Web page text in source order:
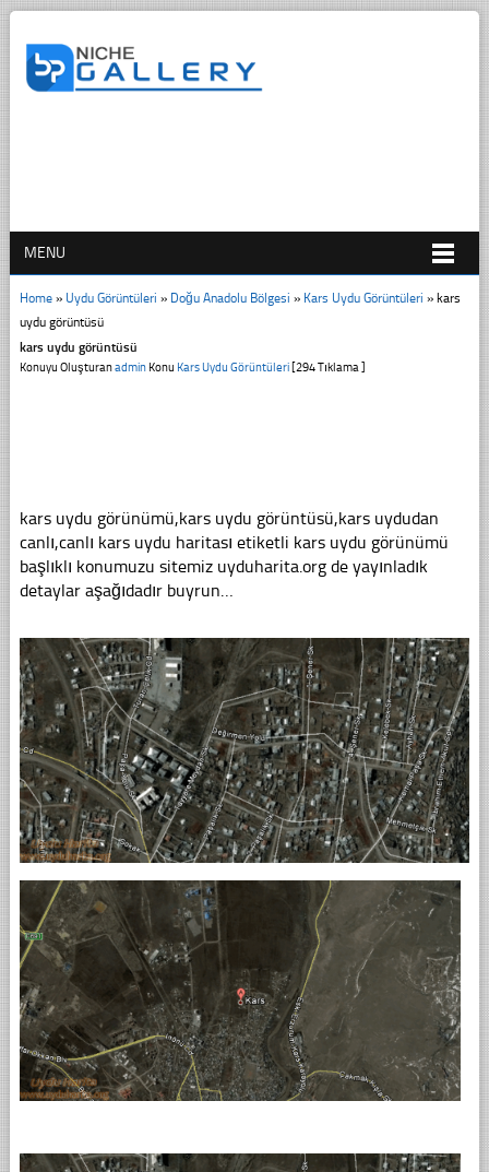
MENU
Home» Uydu Görüntüleri » Doğu Anadolu Bölgesi » Kars Uydu Görüntüleri » kars
uydu görüntüsü
kars uydu görüntüsü
Konuyu OluşturanadminKonu Kars Uydu Görüntüleri[294 Tıklama ]
kars uydu görünümü,kars uydu görüntüsü,kars uydudan
canlı,canlı kars uydu haritası etiketli kars uydu görünümü
başlıklı konumuzu sitemiz uyduharita.org de yayınladık
detaylar aşağıdadır buyrun…